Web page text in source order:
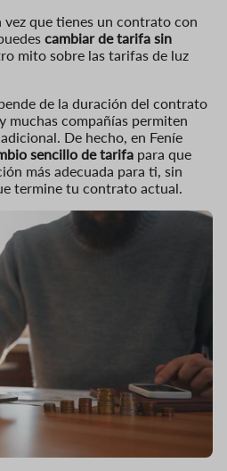
vez que tienes un contrato con
cambiar de tarifa sin
mito sobre las tarifas de luz
de la duración del contrato
muchas compañías permiten
De hecho, en Feníe
sencillo de tarifa para que
más adecuada para ti, sin
termine tu contrato actual.